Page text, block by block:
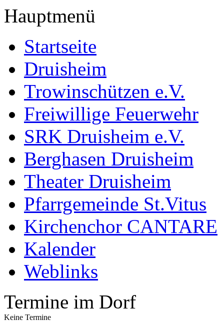
Hauptmenü
Startseite
Druisheim
Trowinschützen e.V.
Freiwillige Feuerwehr
SRK Druisheim e.V.
Berghasen Druisheim
Theater Druisheim
Pfarrgemeinde St.Vitus
Kirchenchor CANTARE
Kalender
Weblinks
Termine im Dorf
Keine Termine